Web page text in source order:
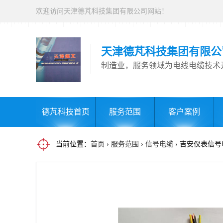
欢迎访问天津德芃科技集团有限公司网站！
天津德芃科技集团有限
制造业，服务领域为电线电缆技
德芃科技首页 服务范围 客户案例
当前位置： 首页 › 服务范围 › 信号电缆 › 吉安仪表信